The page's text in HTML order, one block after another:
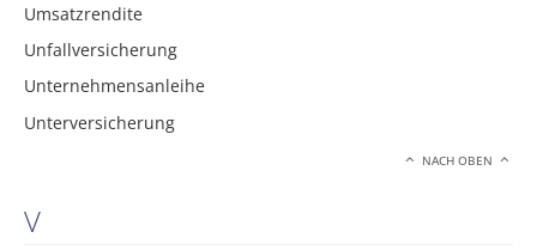
Umsatzrendite
Unfallversicherung
Unternehmensanleihe
Unterversicherung
NACH OBEN
V